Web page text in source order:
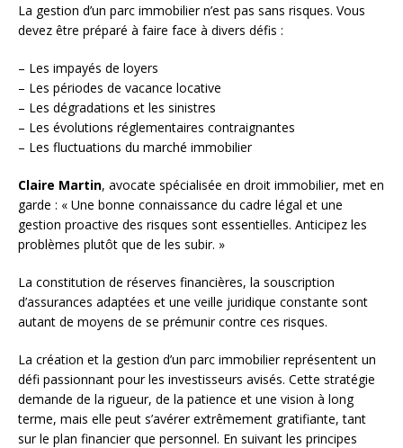
La gestion d’un parc immobilier n’est pas sans risques. Vous
devez être préparé à faire face à divers défis :
– Les impayés de loyers
– Les périodes de vacance locative
– Les dégradations et les sinistres
– Les évolutions réglementaires contraignantes
– Les fluctuations du marché immobilier
Claire Martin, avocate spécialisée en droit immobilier, met en
garde : « Une bonne connaissance du cadre légal et une
gestion proactive des risques sont essentielles. Anticipez les
problèmes plutôt que de les subir. »
La constitution de réserves financières, la souscription
d’assurances adaptées et une veille juridique constante sont
autant de moyens de se prémunir contre ces risques.
La création et la gestion d’un parc immobilier représentent un
défi passionnant pour les investisseurs avisés. Cette stratégie
demande de la rigueur, de la patience et une vision à long
terme, mais elle peut s’avérer extrêmement gratifiante, tant
sur le plan financier que personnel. En suivant les principes